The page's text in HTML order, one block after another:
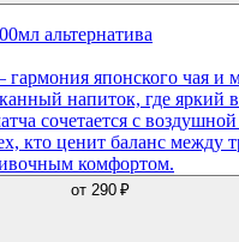
альтернатива
японского чая и
напиток, где яркий
сочетается с
кто ценит баланс между
комфортом.
от 290 ₽